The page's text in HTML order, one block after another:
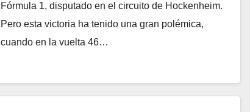
Fórmula 1, disputado en el circuito de Hockenheim.
Pero esta victoria ha tenido una gran polémica,
cuando en la vuelta 46…